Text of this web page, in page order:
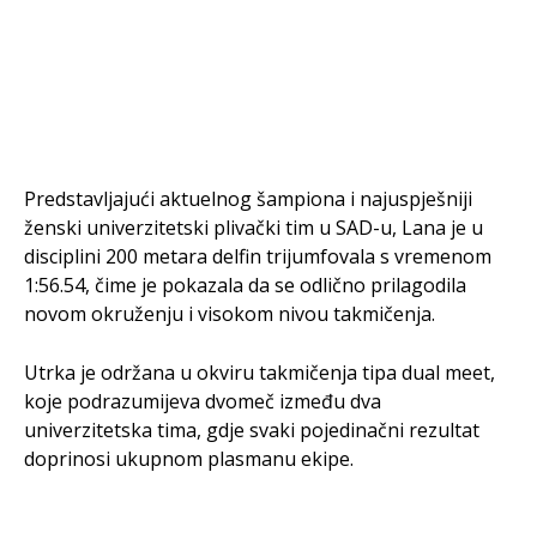
Predstavljajući aktuelnog šampiona i najuspješniji
ženski univerzitetski plivački tim u SAD-u, Lana je u
disciplini 200 metara delfin trijumfovala s vremenom
1:56.54, čime je pokazala da se odlično prilagodila
novom okruženju i visokom nivou takmičenja.
Utrka je održana u okviru takmičenja tipa dual meet,
koje podrazumijeva dvomeč između dva
univerzitetska tima, gdje svaki pojedinačni rezultat
doprinosi ukupnom plasmanu ekipe.